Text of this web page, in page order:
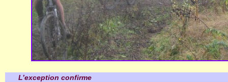
L’exception confirme